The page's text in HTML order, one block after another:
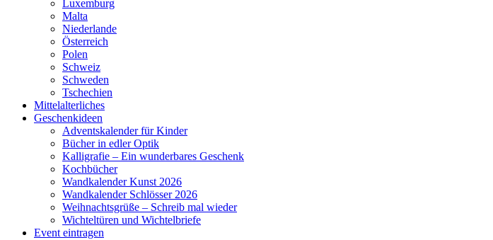
Luxemburg
Malta
Niederlande
Österreich
Polen
Schweiz
Schweden
Tschechien
Mittelalterliches
Geschenkideen
Adventskalender für Kinder
Bücher in edler Optik
Kalligrafie – Ein wunderbares Geschenk
Kochbücher
Wandkalender Kunst 2026
Wandkalender Schlösser 2026
Weihnachtsgrüße – Schreib mal wieder
Wichteltüren und Wichtelbriefe
Event eintragen